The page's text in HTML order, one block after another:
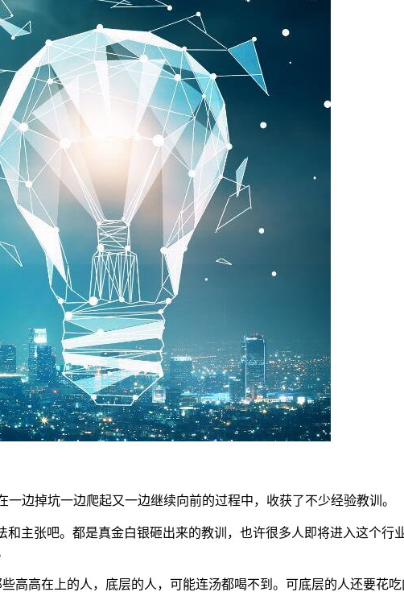
边掉坑一边爬起又一边继续向前的过程中，收获了不少经验教训。
主张吧。都是真金白银砸出来的教训，也许很多人即将进入这个行
高高在上的人，底层的人，可能连汤都喝不到。可底层的人还要花吃